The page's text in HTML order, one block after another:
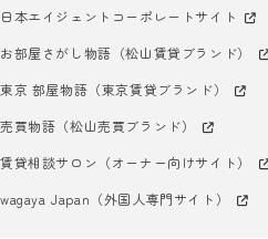
日本エイジェントコーポレートサイト
お部屋さがし物語（松山賃貸ブランド）
東京 部屋物語（東京賃貸ブランド）
売買物語（松山売買ブランド）
賃貸相談サロン（オーナー向けサイト）
wagaya Japan（外国人専門サイト）